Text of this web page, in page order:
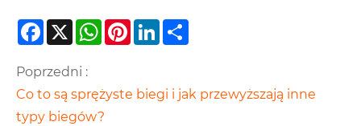
Facebook
X WhatsApp
PinterestLinkedIn
Poprzedni :
Co to są sprężyste biegi i jak przewyższają inne
typy biegów?